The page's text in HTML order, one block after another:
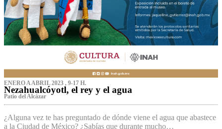
ENERO A ABRIL 2023 , 9-17 H.
Nezahualcóyotl, el rey y el agua
Patio del Alcázar
¿Alguna vez te has preguntado de dónde viene el agua que abastece
a la Ciudad de México? ¿Sabías que durante mucho…